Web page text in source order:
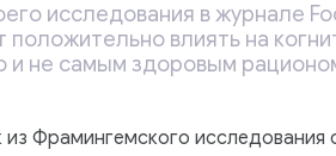
исследования в журнале
влиять на
и не самым здоровым
из Фрамингемского